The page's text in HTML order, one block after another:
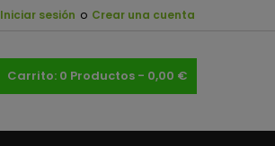
Iniciar sesión o Crear una cuenta
Carrito: 0 Productos - 0,00 €